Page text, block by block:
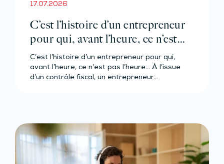
17.07.2026
C’est l’histoire d’un entrepreneur
pour qui, avant l’heure, ce n’est
pas l’heure…
C’est l’histoire d’un entrepreneur pour qui,
avant l’heure, ce n’est pas l’heure… À l’issue
d’un contrôle fiscal, un entrepreneur…